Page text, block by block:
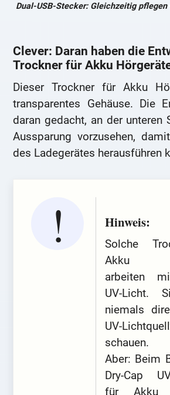
Dual-USB-Stecker: Gleichzeitig pflegen
Clever: Daran haben die
Trockner für Akku
Dieser Trockner für Akku
transparentes Gehäuse. Die
daran gedacht, an der unteren
Aussparung vorzusehen,
des Ladegerätes herausführen
Hinweis:
Solche
Akku
arbeiten
UV-Licht.
niemals
UV-
schauen.
Aber: Beim
Dry-Cap
für Akku